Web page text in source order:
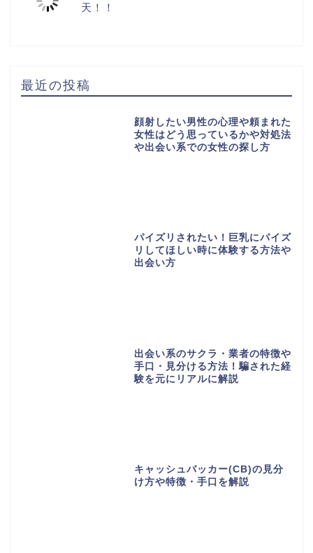
天！！
最近の投稿
顔射したい男性の心理や頼まれた
女性はどう思っているかや対処法
や出会い系での女性の探し方
パイズリされたい！巨乳にパイズ
リしてほしい時に体験する方法や
出会い方
出会い系のサクラ・業者の特徴や
手口・見分ける方法！騙された経
験を元にリアルに解説
キャッシュバッカー(CB)の見分
け方や特徴・手口を解説